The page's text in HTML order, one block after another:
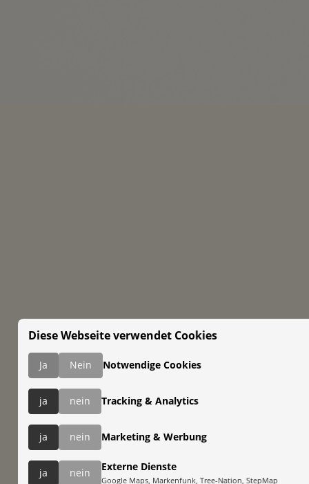
Diese Webseite verwendet Cookies
Ja Nein Notwendige Cookies
ja nein Tracking & Analytics
ja nein Marketing & Werbung
ja nein
Externe Dienste
Google Maps, Markenfunk, Tree-Nation, StepMap